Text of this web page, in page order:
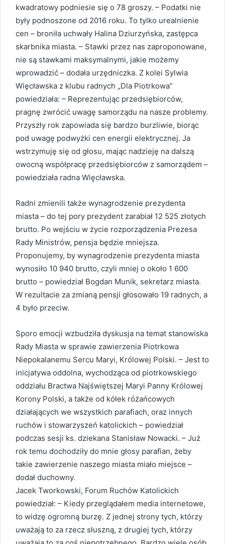
kwadratowy podniesie się o 78 groszy. – Podatki nie
były podnoszone od 2016 roku. To tylko urealnienie
cen – broniła uchwały Halina Dziurzyńska, zastępca
skarbnika miasta. – Stawki przez nas zaproponowane,
nie są stawkami maksymalnymi, jakie możemy
wprowadzić – dodała urzędniczka. Z kolei Sylwia
Więcławska z klubu radnych „Dla Piotrkowa”
powiedziała: – Reprezentując przedsiębiorców,
pragnę zwrócić uwagę samorządu na nasze problemy.
Przyszły rok zapowiada się bardzo burzliwie, biorąc
pod uwagę podwyżki cen energii elektrycznej. Ja
wstrzymuję się od głosu, mając nadzieję na dalszą
owocną współpracę przedsiębiorców z samorządem –
powiedziała radna Więcławska.
Radni zmienili także wynagrodzenie prezydenta
miasta – do tej pory prezydent zarabiał 12 525 złotych
brutto. Po wejściu w życie rozporządzenia Prezesa
Rady Ministrów, pensja będzie mniejsza.
Proponujemy, by wynagrodzenie prezydenta miasta
wynosiło 10 940 brutto, czyli mniej o około 1 600
brutto – powiedział Bogdan Munik, sekretarz miasta.
W rezultacie za zmianą pensji głosowało 19 radnych, a
4 było przeciw.
Sporo emocji wzbudziła dyskusja na temat stanowiska
Rady Miasta w sprawie zawierzenia Piotrkowa
Niepokalanemu Sercu Maryi, Królowej Polski. – Jest to
inicjatywa oddolna, wychodząca od piotrkowskiego
oddziału Bractwa Najświętszej Maryi Panny Królowej
Korony Polski, a także od kółek różańcowych
działających we wszystkich parafiach, oraz innych
ruchów i stowarzyszeń katolickich – powiedział
podczas sesji ks. dziekana Stanisław Nowacki. – Już
rok temu dochodziły do mnie głosy parafian, żeby
takie zawierzenie naszego miasta miało miejsce –
dodał duchowny.
Jacek Tworkowski, Forum Ruchów Katolickich
powiedział: – Kiedy przeglądałem media internetowe,
to widzę ogromną burzę. Z jednej strony tych, którzy
uważają to za rzecz słuszną, z drugiej tych, którzy